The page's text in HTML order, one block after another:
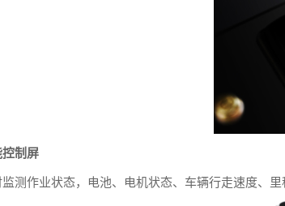
制屏
测作业状态，电池、电机状态、车辆行走速度、里